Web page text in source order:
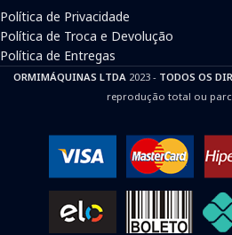
Política de Privacidade
Política de Troca e Devolução
Política de Entregas
ORMIMÁQUINAS LTDA2023 - TODOS OS
reprodução total ou